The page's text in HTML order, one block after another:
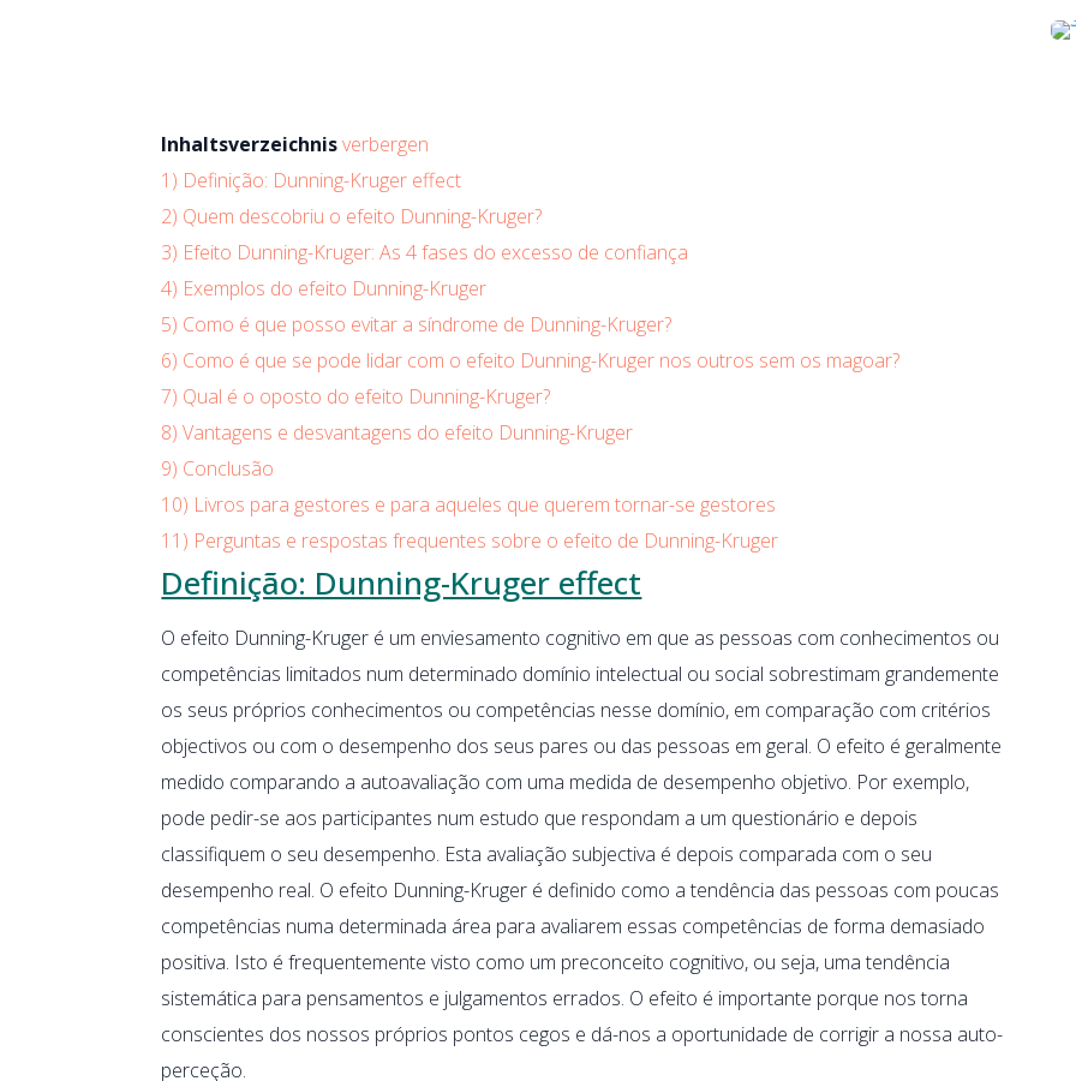
Inhaltsverzeichnis verbergen
1) Definição: Dunning-Kruger effect
2) Quem descobriu o efeito Dunning-Kruger?
3) Efeito Dunning-Kruger: As 4 fases do excesso de confiança
4) Exemplos do efeito Dunning-Kruger
5) Como é que posso evitar a síndrome de Dunning-Kruger?
6) Como é que se pode lidar com o efeito Dunning-Kruger nos outros sem os magoar?
7) Qual é o oposto do efeito Dunning-Kruger?
8) Vantagens e desvantagens do efeito Dunning-Kruger
9) Conclusão
10) Livros para gestores e para aqueles que querem tornar-se gestores
11) Perguntas e respostas frequentes sobre o efeito de Dunning-Kruger
Definição: Dunning-Kruger effect
O efeito Dunning-Kruger é um enviesamento cognitivo em que as pessoas com conhecimentos ou
competências limitados num determinado domínio intelectual ou social sobrestimam grandemente
os seus próprios conhecimentos ou competências nesse domínio, em comparação com critérios
objectivos ou com o desempenho dos seus pares ou das pessoas em geral. O efeito é geralmente
medido comparando a autoavaliação com uma medida de desempenho objetivo. Por exemplo,
pode pedir-se aos participantes num estudo que respondam a um questionário e depois
classifiquem o seu desempenho. Esta avaliação subjectiva é depois comparada com o seu
desempenho real. O efeito Dunning-Kruger é definido como a tendência das pessoas com poucas
competências numa determinada área para avaliarem essas competências de forma demasiado
positiva. Isto é frequentemente visto como um preconceito cognitivo, ou seja, uma tendência
sistemática para pensamentos e julgamentos errados. O efeito é importante porque nos torna
conscientes dos nossos próprios pontos cegos e dá-nos a oportunidade de corrigir a nossa auto-
perceção.